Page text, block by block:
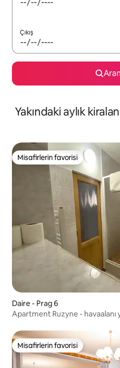
Çıkış
Yakındaki aylık
Misafirlerin favorisi
Misafirlerin favorisi
Daire - Prag 6
Apartment Ruzyne - havaalanı
Misafirlerin favorisi
Misafirlerin favorisi